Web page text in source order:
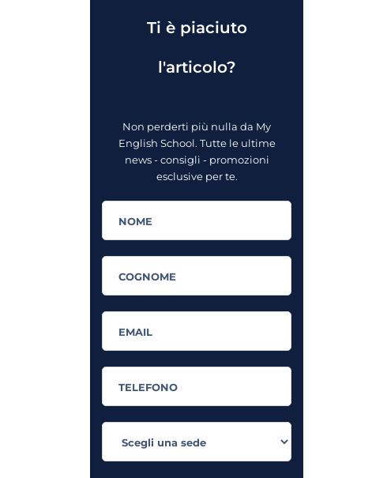
Ti è piaciuto
l'articolo?
Non perderti più nulla da My
English School. Tutte le ultime
news - consigli - promozioni
esclusive per te.